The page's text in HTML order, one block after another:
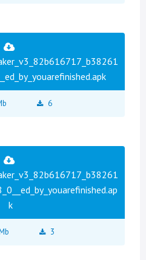
6
k
3